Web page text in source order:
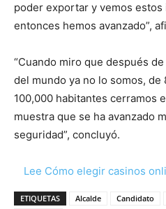
poder exportar y vemos
entonces hemos avanzado”,
“Cuando miro que después
del mundo ya no lo somos,
100,000 habitantes cerramos
muestra que se ha avanzado
seguridad”, concluyó.
Lee Cómo elegir casinos
ETIQUETAS Alcalde Candidato